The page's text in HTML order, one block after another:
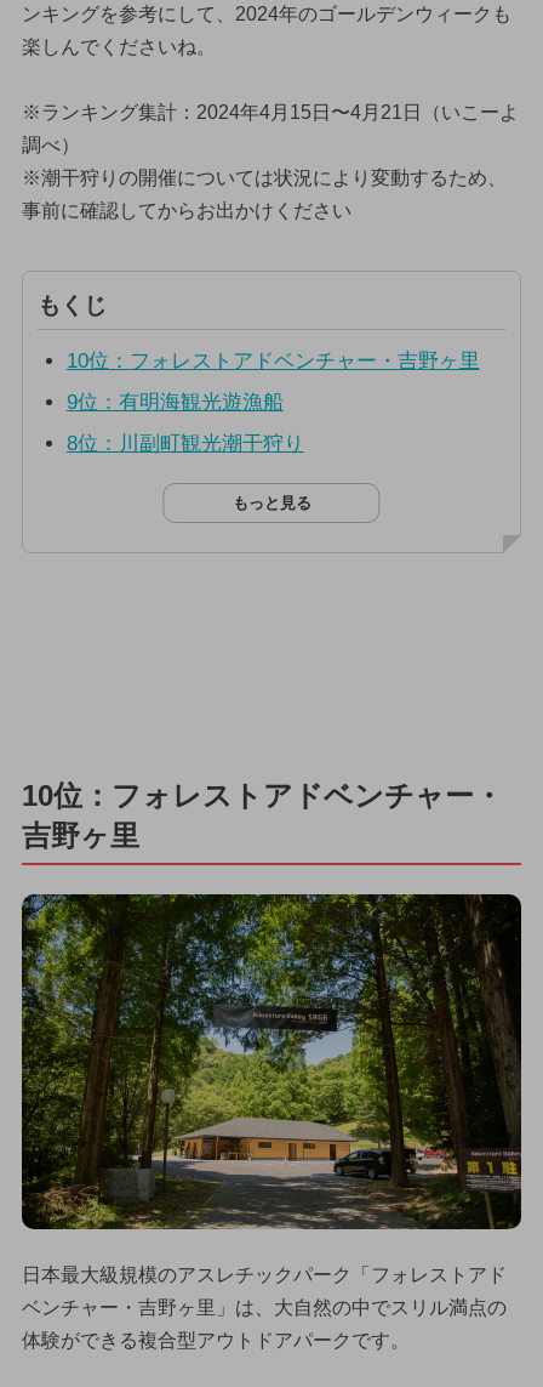
ンキングを参考にして、2024年のゴールデンウィークも
楽しんでくださいね。
※ランキング集計：2024年4月15日〜4月21日（いこーよ
調べ）
※潮干狩りの開催については状況により変動するため、
事前に確認してからお出かけください
もくじ
10位：フォレストアドベンチャー・吉野ヶ里
9位：有明海観光遊漁船
8位：川副町観光潮干狩り
もっと見る
10位：フォレストアドベンチャー・
吉野ヶ里
日本最大級規模のアスレチックパーク「フォレストアド
ベンチャー・吉野ヶ里」は、大自然の中でスリル満点の
体験ができる複合型アウトドアパークです。